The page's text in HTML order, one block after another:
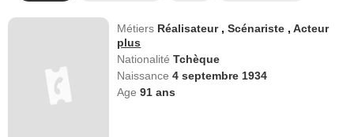
Métiers Réalisateur ,Scénariste ,Acteur
plus
NationalitéTchèque
Naissance4 septembre 1934
Age91 ans